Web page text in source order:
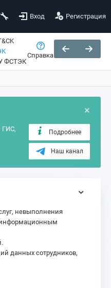
Вход Регистрация
ФСТЭК
Справка
×
ГИС,
Подробнее
Наш канал
невыполнения
информационным
данных сотрудников,